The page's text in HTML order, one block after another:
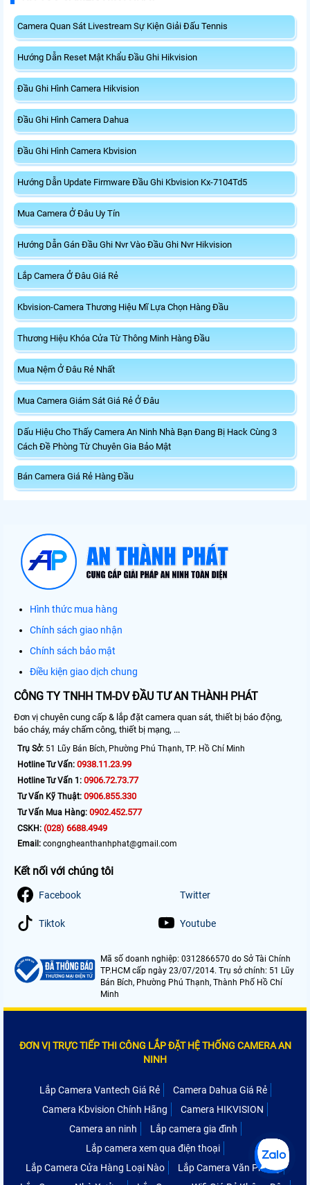
Camera Quan Sát Livestream Sự Kiện Giải Đấu Tennis
Hướng Dẫn Reset Mật Khẩu Đầu Ghi Hikvision
Đầu Ghi Hình Camera Hikvision
Đầu Ghi Hình Camera Dahua
Đầu Ghi Hình Camera Kbvision
Hướng Dẫn Update Firmware Đầu Ghi Kbvision Kx-7104Td5
Mua Camera Ở Đâu Uy Tín
Hướng Dẫn Gán Đầu Ghi Nvr Vào Đầu Ghi Nvr Hikvision
Lắp Camera Ở Đâu Giá Rẻ
Kbvision-Camera Thương Hiệu Mĩ Lựa Chọn Hàng Đầu
Thương Hiệu Khóa Cửa Từ Thông Minh Hàng Đầu
Mua Nệm Ở Đâu Rẻ Nhất
Mua Camera Giám Sát Giá Rẻ Ở Đâu
Dấu Hiệu Cho Thấy Camera An Ninh Nhà Bạn Đang Bị Hack Cùng 3
Cách Đề Phòng Từ Chuyên Gia Bảo Mật
Bán Camera Giá Rẻ Hàng Đầu
Hình thức mua hàng
Chính sách giao nhận
Chính sách bảo mật
Điều kiện giao dịch chung
CÔNG TY TNHH TM-DV ĐẦU TƯ AN THÀNH PHÁT
Đơn vị chuyên cung cấp & lắp đặt camera quan sát, thiết bị báo động,
báo cháy, máy chấm công, thiết bị mạng, ...
Trụ Sở: 51 Lũy Bán Bích, Phường Phú Thạnh, TP. Hồ Chí Minh
Hotline Tư Vấn: 0938.11.23.99
Hotline Tư Vấn 1: 0906.72.73.77
Tư Vấn Kỹ Thuật: 0906.855.330
Tư Vấn Mua Hàng: 0902.452.577
CSKH: (028) 6688.4949
Email: congngheanthanhphat@gmail.com
Kết nối với chúng tôi
Facebook Twitter
Tiktok Youtube
Mã số doanh nghiệp: 0312866570 do Sở Tài Chính
TP.HCM cấp ngày 23/07/2014. Trụ sở chính: 51 Lũy
Bán Bích, Phường Phú Thạnh, Thành Phố Hồ Chí
Minh
ĐƠN VỊ TRỰC TIẾP THI CÔNG LẮP ĐẶT HỆ THỐNG CAMERA AN
NINH
Lắp Camera Vantech Giá Rẻ
Camera Dahua Giá Rẻ
Camera Kbvision Chính Hãng
Camera HIKVISION
Camera an ninh
Lắp camera gia đình
Lắp camera xem qua điện thoại
Lắp Camera Cửa Hàng Loại Nào
Lắp Camera Văn Phòng